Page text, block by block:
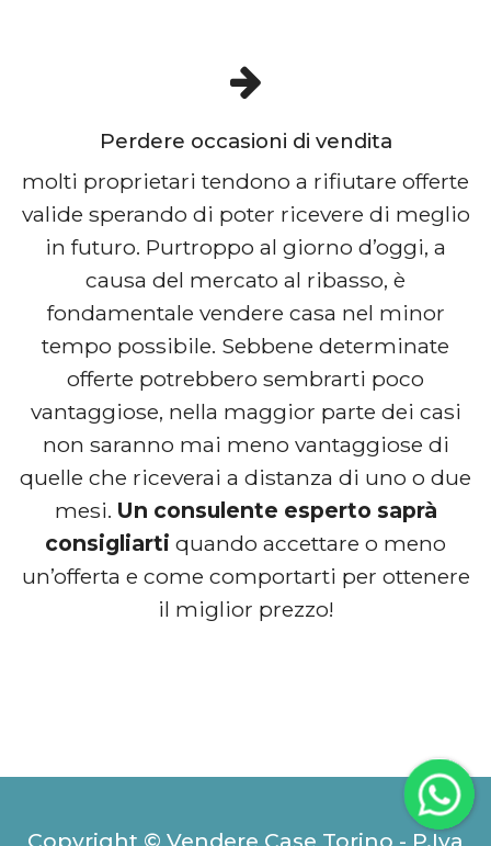
Perdere occasioni di vendita
molti proprietari tendono a rifiutare offerte
valide sperando di poter ricevere di meglio
in futuro. Purtroppo al giorno d’oggi, a
causa del mercato al ribasso, è
fondamentale vendere casa nel minor
tempo possibile. Sebbene determinate
offerte potrebbero sembrarti poco
vantaggiose, nella maggior parte dei casi
non saranno mai meno vantaggiose di
quelle che riceverai a distanza di uno o due
mesi. Un consulente esperto saprà
consigliarti quando accettare o meno
un’offerta e come comportarti per ottenere
il miglior prezzo!
Copyright © Vendere Case Torino - P.Iva